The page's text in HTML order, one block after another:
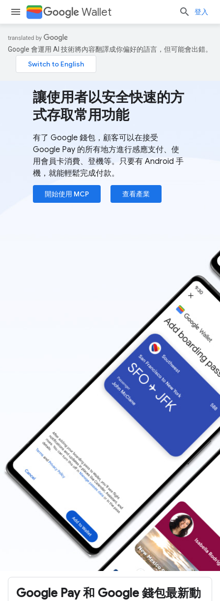
Wallet 登入
Google 會運用 AI 技術將內容翻譯成你偏好的語言，但可能會出錯。
讓使用者以安全快速的方
式存取常用功能
有了 Google 錢包，顧客可以在接受
Google Pay 的所有地方進行感應支付、使
用會員卡消費、登機等。只要有 Android 手
機，就能輕鬆完成付款。
開始使用 MCP 查看產業
Google Pay 和 Google 錢包最新動